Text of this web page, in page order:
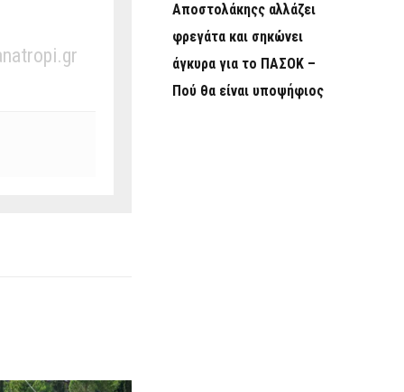
Αποστολάκηςς αλλάζει
φρεγάτα και σηκώνει
άγκυρα για το ΠΑΣΟΚ –
Πού θα είναι υποψήφιος